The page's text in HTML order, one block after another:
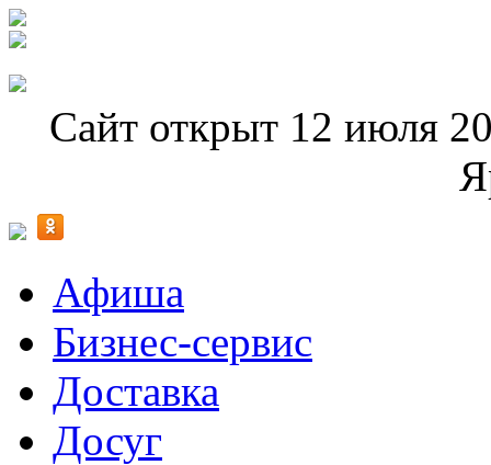
Сайт открыт 12 июля
Афиша
Бизнес-сервис
Доставка
Досуг